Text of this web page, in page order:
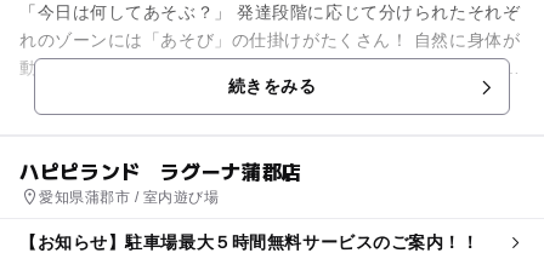
「今日は何してあそぶ？」 発達段階に応じて分けられたそれぞ
れのゾーンには「あそび」の仕掛けがたくさん！ 自然に身体が
動き出し、挑戦心がどんどん湧いてくるはず。 身体を動かすこ
続きをみる
ハピピランド ラグーナ蒲郡店
愛知県蒲郡市 / 室内遊び場
【お知らせ】駐車場最大５時間無料サービスのご案内！！